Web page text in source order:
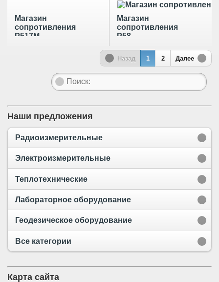
Магазин
сопротивления
Р517М
Магазин
сопротивления
Р58
Назад 1 2 Далее
Наши предложения
Радиоизмерительные
Электроизмерительные
Теплотехнические
Лабораторное оборудование
Геодезическое оборудование
Все категории
Карта сайта